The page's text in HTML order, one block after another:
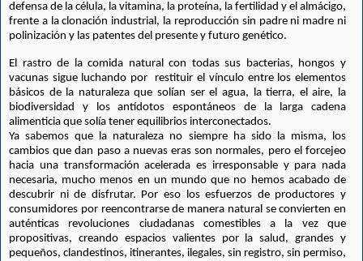
defensa de la célula, la vitamina, la proteína, la fertilidad y el almácigo,
frente a la clonación industrial, la reproducción sin padre ni madre ni
polinización y las patentes del presente y futuro genético.
El rastro de la comida natural con todas sus bacterias, hongos y
vacunas sigue luchando por  restituir el vínculo entre los elementos
básicos de la naturaleza que solían ser el agua, la tierra, el aire, la
biodiversidad y los antídotos espontáneos de la larga cadena
alimenticia que solía tener equilibrios interconectados.
Ya sabemos que la naturaleza no siempre ha sido la misma, los
cambios que dan paso a nuevas eras son normales, pero el forcejeo
hacia una transformación acelerada es irresponsable y para nada
necesaria, mucho menos en un mundo que no hemos acabado de
descubrir ni de disfrutar. Por eso los esfuerzos de productores y
consumidores por reencontrarse de manera natural se convierten en
auténticas revoluciones ciudadanas comestibles a la vez que
propositivas, creando espacios valientes por la salud, grandes y
pequeños, clandestinos, itinerantes, ilegales, sin registro, sin permiso,